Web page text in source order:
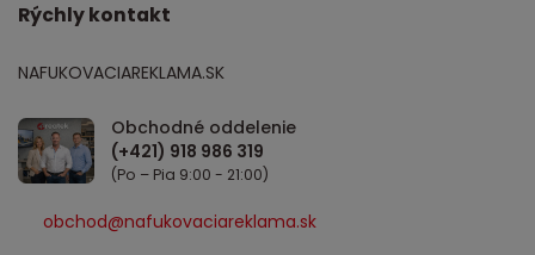
Rýchly kontakt
NAFUKOVACIAREKLAMA.SK
Obchodné oddelenie
(Po – Pia 9:00 - 21:00)
obchod@nafukovaciareklama.sk